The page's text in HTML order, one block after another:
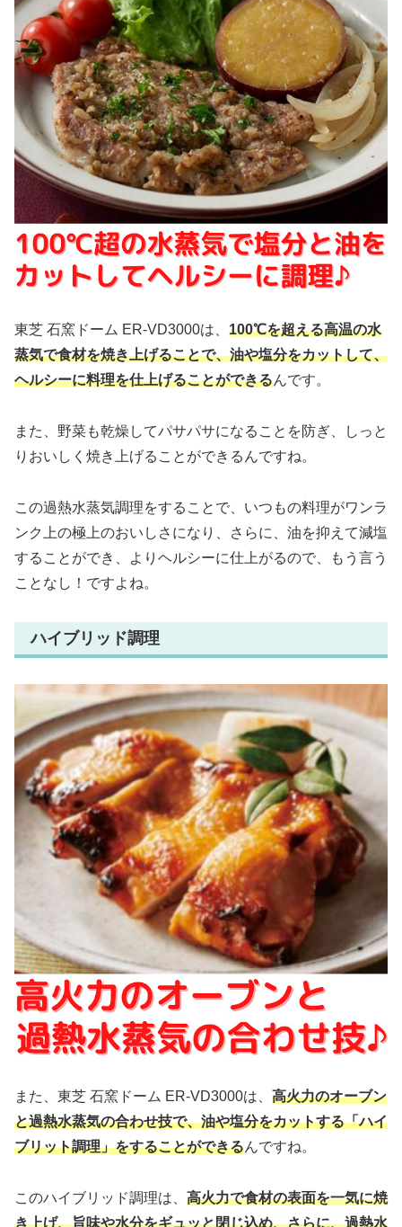
東芝 石窯ドーム ER-VD3000は、 100℃を超える高温の水
蒸気で食材を焼き上げることで、油や塩分をカットして、
ヘルシーに料理を仕上げることができるんです。
また、野菜も乾燥してパサパサになることを防ぎ、しっと
りおいしく焼き上げることができるんですね。
この過熱水蒸気調理をすることで、いつもの料理がワンラ
ンク上の極上のおいしさになり、さらに、油を抑えて減塩
することができ、よりヘルシーに仕上がるので、もう言う
ことなし！ですよね。
ハイブリッド調理
また、東芝 石窯ドーム ER-VD3000は、 高火力のオーブン
と過熱水蒸気の合わせ技で、油や塩分をカットする「ハイ
ブリット調理」をすることができるんですね。
このハイブリッド調理は、 高火力で食材の表面を一気に焼
き上げ、旨味や水分をギュッと閉じ込め、さらに、過熱水